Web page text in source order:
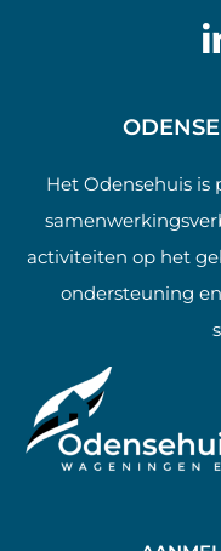
Het Odensehuis is
activiteiten op het
ondersteuning